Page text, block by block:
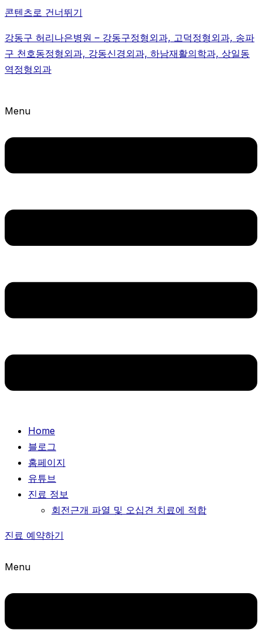
콘텐츠로 건너뛰기
강동구 허리나은병원 – 강동구정형외과, 고덕정형외과, 송파
구 천호동정형외과, 강동신경외과, 하남재활의학과, 상일동
역정형외과
Menu
Home
블로그
홈페이지
유튜브
진료 정보
회전근개 파열 및 오십견 치료에 적합
진료 예약하기
Menu